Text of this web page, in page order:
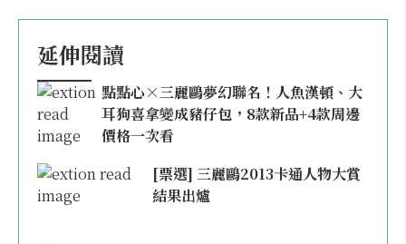
延伸閱讀
點點心×三麗鷗夢幻聯名！人魚漢頓、大
耳狗喜拿變成豬仔包，8款新品+4款周邊
價格一次看
[票選] 三麗鷗2013卡通人物大賞
結果出爐